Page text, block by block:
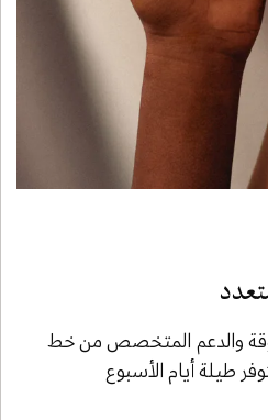
والدعم المتخصص من خط
طيلة أيام الأسبوع